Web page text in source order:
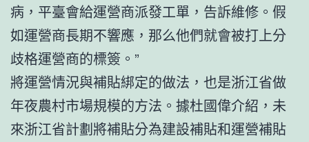
病，平臺會給運營商派發工單，告訴維修。假
如運營商長期不響應，那么他們就會被打上分
歧格運營商的標簽。”
將運營情況與補貼綁定的做法，也是浙江省做
年夜農村市場規模的方法。據杜國偉介紹，未
來浙江省計劃將補貼分為建設補貼和運營補貼